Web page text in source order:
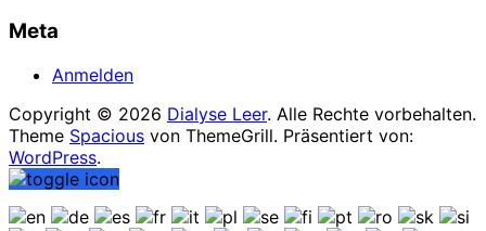
Meta
Anmelden
Copyright © 2026 Dialyse Leer. Alle Rechte vorbehalten.
Theme Spacious von ThemeGrill. Präsentiert von:
WordPress.